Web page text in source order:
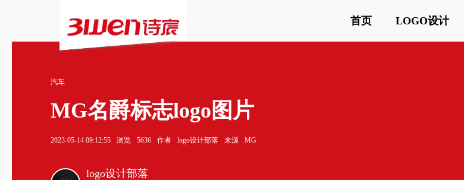
首页 LOGO设计
汽车
MG名爵标志logo图片
2023-05-14 09:12:55 浏览 5636 作者 logo设计部落 来源 MG
logo设计部落